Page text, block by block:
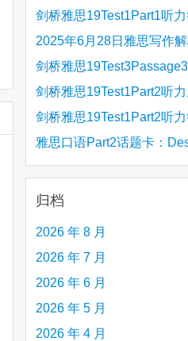
剑桥雅思19Test1Part1听
Hinchingbrooke Country
2025年6月28日雅思写作
旅游业 手把手带你写高分
剑桥雅思
Is the era of artificial
upon us 人工智能语言翻译
剑桥雅思19Test1Part2听
Stanthorpe Twinning
剑桥雅思19Test1Part2听
Stanthorpe Twinning
雅思口语Part2话题卡：
creative person (e.g. an
etc.) you admire 钦佩的有
归档
2026 年 8 月
2026 年 7 月
2026 年 6 月
2026 年 5 月
2026 年 4 月